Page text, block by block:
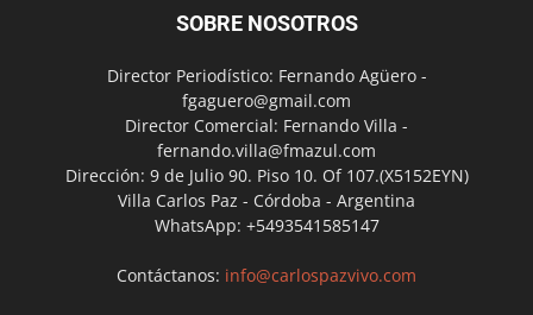
SOBRE NOSOTROS
Director Periodístico: Fernando Agüero -
fgaguero@gmail.com
Director Comercial: Fernando Villa -
fernando.villa@fmazul.com
Dirección: 9 de Julio 90. Piso 10. Of 107.(X5152EYN)
Villa Carlos Paz - Córdoba - Argentina
WhatsApp: +5493541585147
Contáctanos: info@carlospazvivo.com